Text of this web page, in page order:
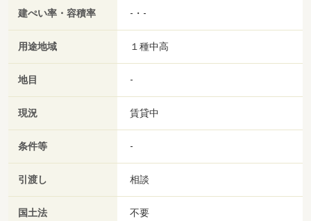
建ぺい率・容積率 -・-
用途地域 １種中高
地目 -
現況 賃貸中
条件等 -
引渡し 相談
国土法 不要